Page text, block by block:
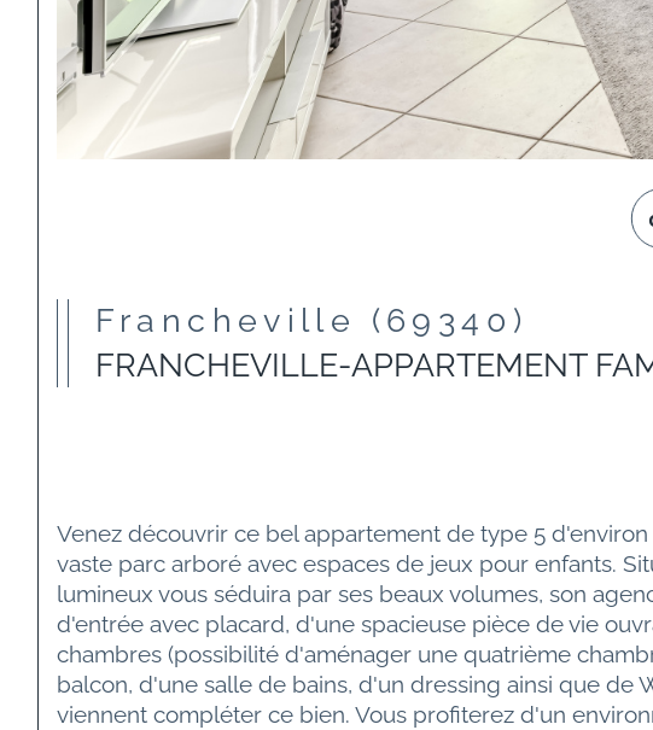
Francheville (69340)
FRANCHEVILLE-APPARTEMENT
Venez découvrir ce bel appartement de type 5
vaste parc arboré avec espaces de jeux pour enfants.
lumineux vous séduira par ses beaux volumes, son
d'entrée avec placard, d'une spacieuse pièce de vie
chambres (possibilité d'aménager une quatrième
balcon, d'une salle de bains, d'un dressing ainsi que de
viennent compléter ce bien. Vous profiterez d'un